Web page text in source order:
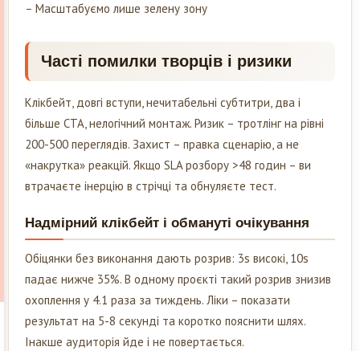
– Масштабуємо лише зелену зону
Часті помилки творців і ризики
Клікбейт, довгі вступи, нечитабельні субтитри, два і
більше CTA, нелогічний монтаж. Ризик – тротлінг на рівні
200-500 переглядів. Захист – правка сценарію, а не
«накрутка» реакцій. Якщо SLA розбору >48 годин – ви
втрачаєте інерцію в стрічці та обнуляєте тест.
Надмірний клікбейт і обмануті очікування
Обіцянки без виконання дають розрив: 3s високі, 10s
падає нижче 35%. В одному проєкті такий розрив знизив
охоплення у 4.1 раза за тиждень. Ліки – показати
результат на 5-8 секунді та коротко пояснити шлях.
Інакше аудиторія йде і не повертається.